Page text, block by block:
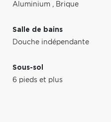
Aluminium , Brique
Salle de bains
Douche indépendante
Sous-sol
6 pieds et plus